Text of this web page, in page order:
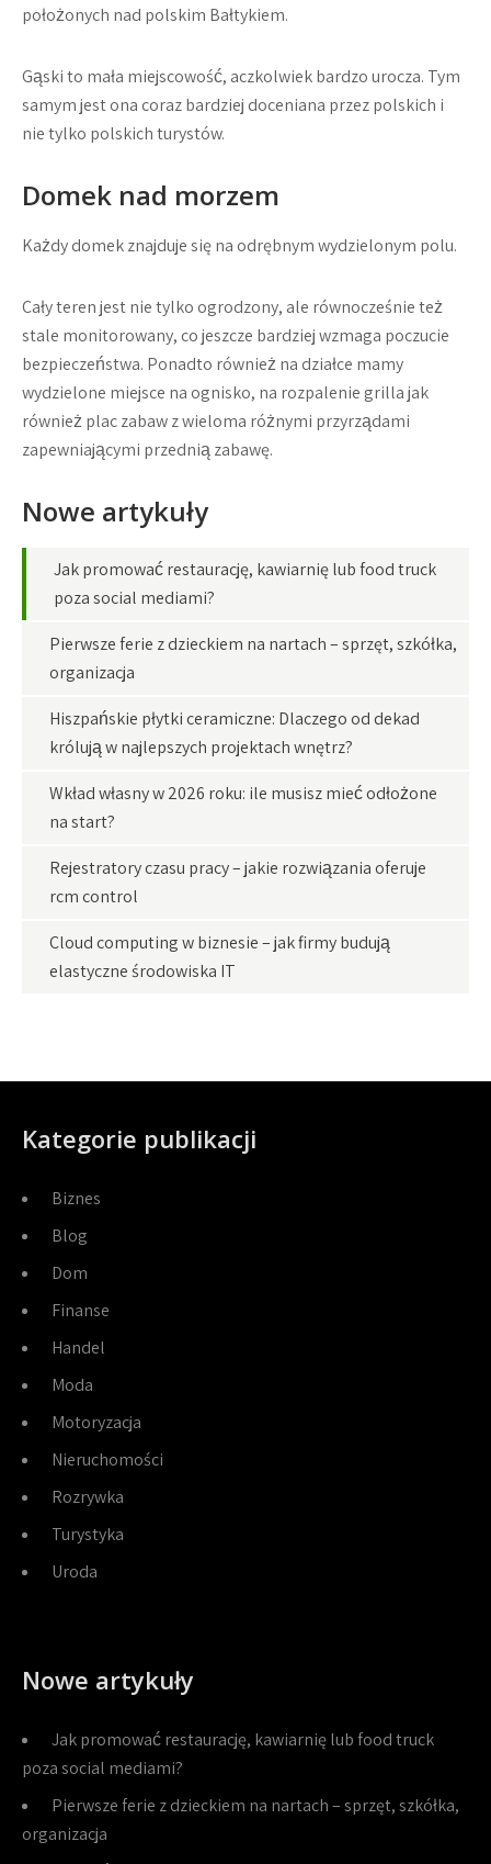
położonych nad polskim Bałtykiem.
Gąski to mała miejscowość, aczkolwiek bardzo urocza. Tym
samym jest ona coraz bardziej doceniana przez polskich i
nie tylko polskich turystów.
Domek nad morzem
Każdy domek znajduje się na odrębnym wydzielonym polu.
Cały teren jest nie tylko ogrodzony, ale równocześnie też
stale monitorowany, co jeszcze bardziej wzmaga poczucie
bezpieczeństwa. Ponadto również na działce mamy
wydzielone miejsce na ognisko, na rozpalenie grilla jak
również plac zabaw z wieloma różnymi przyrządami
zapewniającymi przednią zabawę.
Nowe artykuły
Jak promować restaurację, kawiarnię lub food truck
poza social mediami?
Pierwsze ferie z dzieckiem na nartach – sprzęt, szkółka,
organizacja
Hiszpańskie płytki ceramiczne: Dlaczego od dekad
królują w najlepszych projektach wnętrz?
Wkład własny w 2026 roku: ile musisz mieć odłożone
na start?
Rejestratory czasu pracy – jakie rozwiązania oferuje
rcm control
Cloud computing w biznesie – jak firmy budują
elastyczne środowiska IT
Kategorie publikacji
Biznes
Blog
Dom
Finanse
Handel
Moda
Motoryzacja
Nieruchomości
Rozrywka
Turystyka
Uroda
Nowe artykuły
Jak promować restaurację, kawiarnię lub food truck
poza social mediami?
Pierwsze ferie z dzieckiem na nartach – sprzęt, szkółka,
organizacja